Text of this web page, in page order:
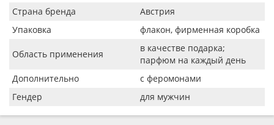
Страна бренда
Австрия
Упаковка
флакон, фирменная коробка
Область применения
в качестве подарка;
парфюм на каждый день
Дополнительно
с феромонами
Гендер
для мужчин